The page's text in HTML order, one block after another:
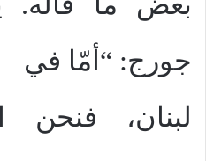
جورج: “أمّا في
لبنان، فنحن